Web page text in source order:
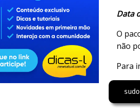
Data
O
não
Para